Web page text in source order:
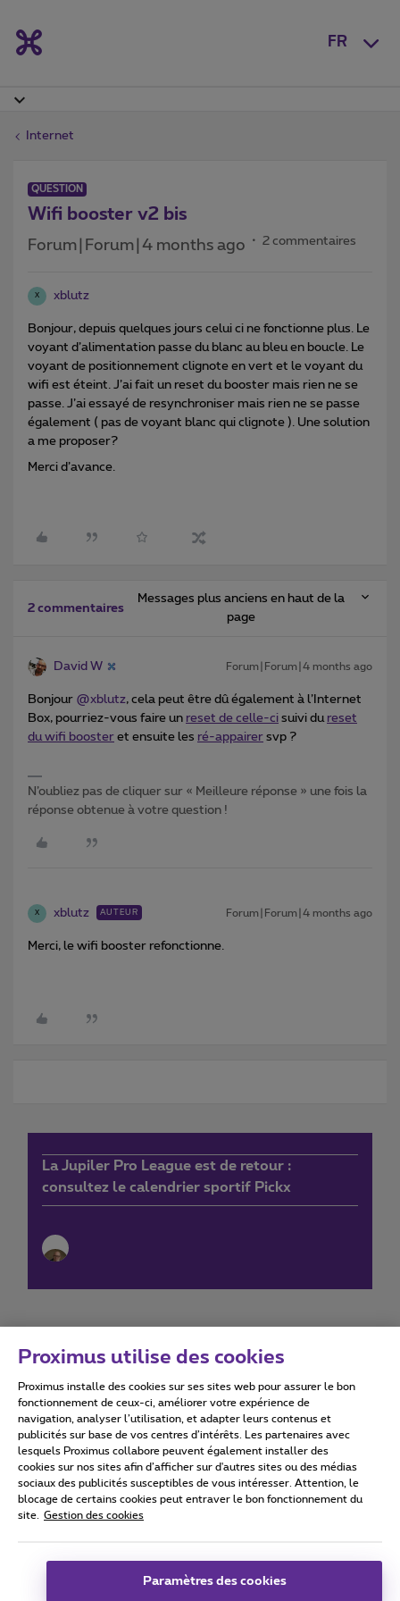
FR
Internet
QUESTION
Wifi booster v2 bis
Forum|Forum|4 months ago 2 commentaires
X xblutz
Bonjour, depuis quelques jours celui ci ne fonctionne plus. Le
voyant d’alimentation passe du blanc au bleu en boucle. Le
voyant de positionnement clignote en vert et le voyant du
wifi est éteint. J’ai fait un reset du booster mais rien ne se
passe. J’ai essayé de resynchroniser mais rien ne se passe
également ( pas de voyant blanc qui clignote ). Une solution
a me proposer?
Merci d’avance.
2 commentaires
Messages plus anciens en haut de la
page
David W Forum|Forum|4 months ago
Bonjour ​ @xblutz, cela peut être dû également à l’Internet
Box, pourriez-vous faire un reset de celle-ci suivi du reset
du wifi booster et ensuite les ré-appairer svp ?
N’oubliez pas de cliquer sur « Meilleure réponse » une fois la
réponse obtenue à votre question !
X xblutz AUTEUR Forum|Forum|4 months ago
Merci, le wifi booster refonctionne.
La Jupiler Pro League est de retour :
consultez le calendrier sportif Pickx
Conditions d'utilisation Accessibility statement
Tous droits réservés. © 2026
Conditions générales, info consommateur
Coordonnées de l’entreprise
Proximus utilise des cookies
Proximus installe des cookies sur ses sites web pour assurer le bon
fonctionnement de ceux-ci, améliorer votre expérience de
navigation, analyser l’utilisation, et adapter leurs contenus et
publicités sur base de vos centres d’intérêts. Les partenaires avec
lesquels Proximus collabore peuvent également installer des
cookies sur nos sites afin d’afficher sur d'autres sites ou des médias
sociaux des publicités susceptibles de vous intéresser. Attention, le
blocage de certains cookies peut entraver le bon fonctionnement du
site.
Gestion des cookies
Paramètres des cookies